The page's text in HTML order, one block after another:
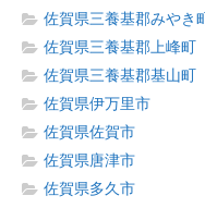
佐賀県三養基郡みやき町
佐賀県三養基郡上峰町
佐賀県三養基郡基山町
佐賀県伊万里市
佐賀県佐賀市
佐賀県唐津市
佐賀県多久市